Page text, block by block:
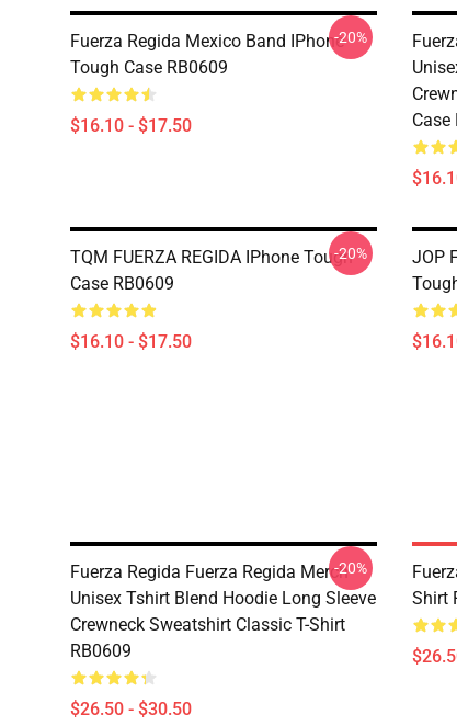
Fuerza Regida Mexico Band IPhone
Tough Case RB0609
$16.10 - $17.50
-20%
Case
TQM FUERZA REGIDA IPhone Tough
Case RB0609
$16.10 - $17.50
-20%
JOP
Fuerza Regida Fuerza Regida Merch
Unisex Tshirt Blend Hoodie Long Sleeve
Crewneck Sweatshirt Classic T-Shirt
RB0609
$26.50 - $30.50
-20%
Shirt